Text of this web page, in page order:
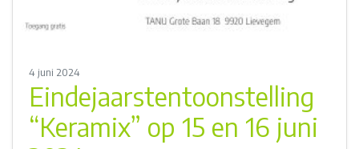
4 juni 2024
Eindejaarstentoonstelling
“Keramix” op 15 en 16 juni